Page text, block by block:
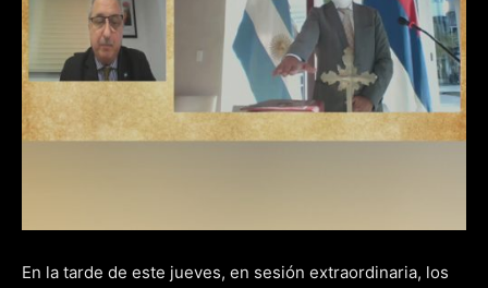
En la tarde de este jueves, en sesión extraordinaria, los